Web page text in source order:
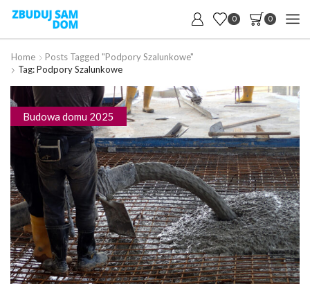
0 0
Home
Posts Tagged "podpory Szalunkowe"
Tag: Podpory Szalunkowe
Budowa domu 2025